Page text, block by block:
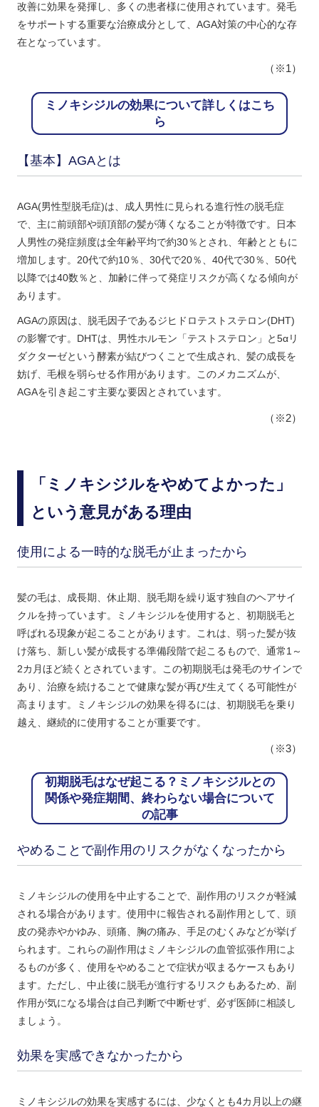
改善に効果を発揮し、多くの患者様に使用されています。発毛
をサポートする重要な治療成分として、AGA対策の中心的な存
在となっています。
（※1）
ミノキシジルの効果について詳しくはこち
ら
【基本】AGAとは
AGA(男性型脱毛症)は、成人男性に見られる進行性の脱毛症
で、主に前頭部や頭頂部の髪が薄くなることが特徴です。日本
人男性の発症頻度は全年齢平均で約30％とされ、年齢とともに
増加します。20代で約10％、30代で20％、40代で30％、50代
以降では40数％と、加齢に伴って発症リスクが高くなる傾向が
あります。
AGAの原因は、脱毛因子であるジヒドロテストステロン(DHT)
の影響です。DHTは、男性ホルモン「テストステロン」と5αリ
ダクターゼという酵素が結びつくことで生成され、髪の成長を
妨げ、毛根を弱らせる作用があります。このメカニズムが、
AGAを引き起こす主要な要因とされています。
（※2）
「ミノキシジルをやめてよかった」
という意見がある理由
使用による一時的な脱毛が止まったから
髪の毛は、成長期、休止期、脱毛期を繰り返す独自のヘアサイ
クルを持っています。ミノキシジルを使用すると、初期脱毛と
呼ばれる現象が起こることがあります。これは、弱った髪が抜
け落ち、新しい髪が成長する準備段階で起こるもので、通常1～
2カ月ほど続くとされています。この初期脱毛は発毛のサインで
あり、治療を続けることで健康な髪が再び生えてくる可能性が
高まります。ミノキシジルの効果を得るには、初期脱毛を乗り
越え、継続的に使用することが重要です。
（※3）
初期脱毛はなぜ起こる？ミノキシジルとの
関係や発症期間、終わらない場合について
の記事
やめることで副作用のリスクがなくなったから
ミノキシジルの使用を中止することで、副作用のリスクが軽減
される場合があります。使用中に報告される副作用として、頭
皮の発赤やかゆみ、頭痛、胸の痛み、手足のむくみなどが挙げ
られます。これらの副作用はミノキシジルの血管拡張作用によ
るものが多く、使用をやめることで症状が収まるケースもあり
ます。ただし、中止後に脱毛が進行するリスクもあるため、副
作用が気になる場合は自己判断で中断せず、必ず医師に相談し
ましょう。
効果を実感できなかったから
ミノキシジルの効果を実感するには、少なくとも4カ月以上の継